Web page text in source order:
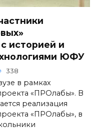
историей и
ЮФУ
338
в рамках
«ПРОлабы». В
реализация
«ПРОлабы», в